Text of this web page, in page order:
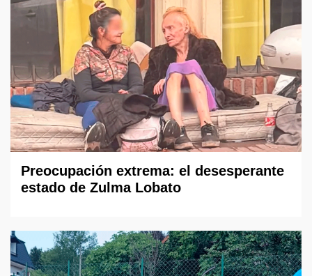
Preocupación extrema: el desesperante
estado de Zulma Lobato